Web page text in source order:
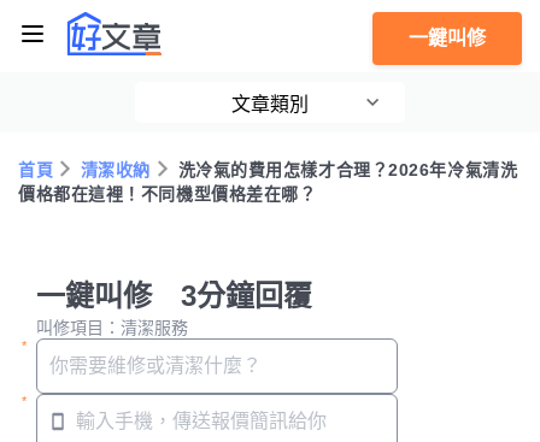
一鍵叫修
文章類別
首頁 清潔收納
洗冷氣的費用怎樣才合理？2026年冷氣清洗
價格都在這裡！不同機型價格差在哪？
一鍵叫修 3分鐘回覆
叫修項目：清潔服務